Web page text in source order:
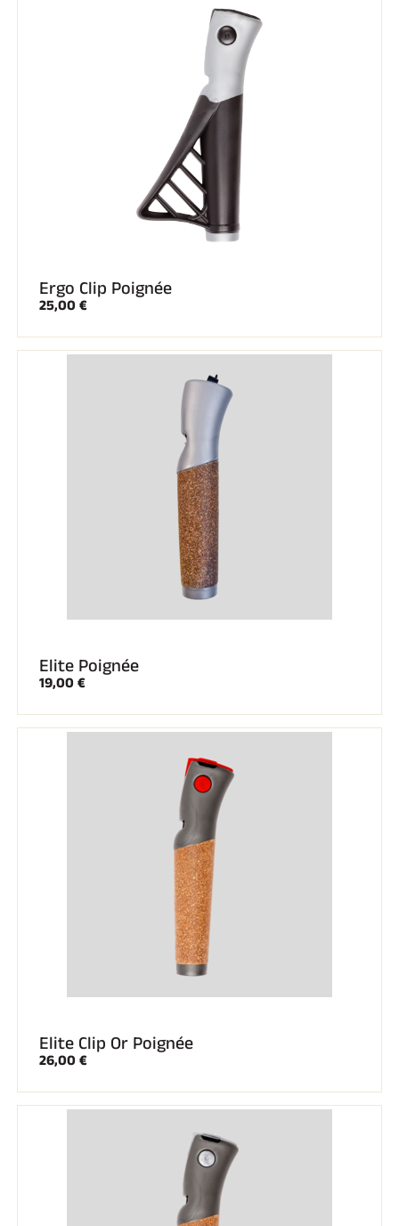
Ergo Clip Poignée
25,00 €
Elite Poignée
19,00 €
Elite Clip Or Poignée
26,00 €